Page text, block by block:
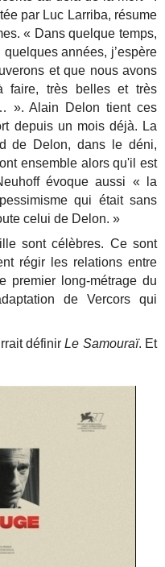
par Luc Larriba, résume
« Dans quelque temps,
années, j’espère
et que nous avons
faire, très belles et très
». Alain Delon tient ces
depuis un mois déjà. La
de Delon, dans le déni,
ensemble alors qu'il est
évoque aussi « la
qui était sans
celui de Delon. »
sont célèbres. Ce sont
régir les relations entre
premier long-métrage du
de Vercors qui
définirLe Samouraï. Et